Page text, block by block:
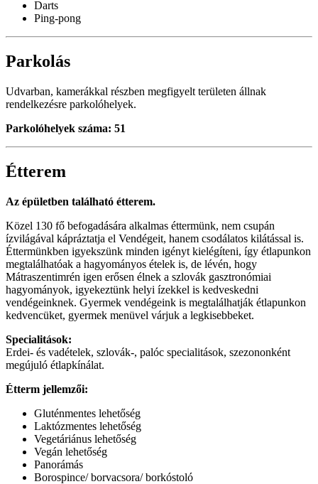
Darts
Ping-pong
Parkolás
Udvarban, kamerákkal részben megfigyelt területen állnak
rendelkezésre parkolóhelyek.
Parkolóhelyek száma: 51
Étterem
Az épületben található étterem.
Közel 130 fő befogadására alkalmas éttermünk, nem csupán
ízvilágával kápráztatja el Vendégeit, hanem csodálatos kilátással is.
Éttermünkben igyekszünk minden igényt kielégíteni, így étlapunkon
megtalálhatóak a hagyományos ételek is, de lévén, hogy
Mátraszentimrén igen erősen élnek a szlovák gasztronómiai
hagyományok, igyekeztünk helyi ízekkel is kedveskedni
vendégeinknek. Gyermek vendégeink is megtalálhatják étlapunkon
kedvencüket, gyermek menüvel várjuk a legkisebbeket.
Specialitások:
Erdei- és vadételek, szlovák-, palóc specialitások, szezononként
megújuló étlapkínálat.
Étterm jellemzői:
Gluténmentes lehetőség
Laktózmentes lehetőség
Vegetáriánus lehetőség
Vegán lehetőség
Panorámás
Borospince/ borvacsora/ borkóstoló